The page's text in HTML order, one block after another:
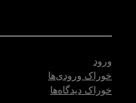
ورود
خوراک ورودی‌ها
خوراک دیدگاه‌ها